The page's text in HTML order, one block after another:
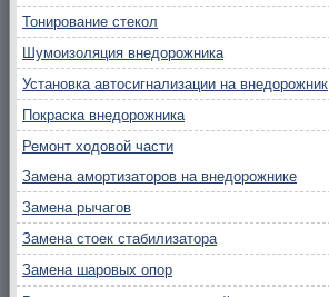
Тонирование стекол
Шумоизоляция внедорожника
Установка автосигнализации на внедорожник
Покраска внедорожника
Ремонт ходовой части
Замена амортизаторов на внедорожнике
Замена рычагов
Замена стоек стабилизатора
Замена шаровых опор